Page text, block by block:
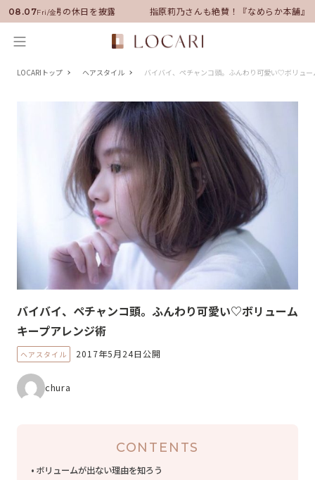
08.07Fri/金
！いい男の休日を披露 指原莉乃さんも絶賛！『なめらか本舗』保湿
LOCARIトップ ヘアスタイル バイバイ、ペチャンコ頭。ふんわり可愛い♡ボリュー
バイバイ、ペチャンコ頭。ふんわり可愛い♡ボリューム
キープアレンジ術
ヘアスタイル 2017年5月24日公開
chura
CONTENTS
ボリュームが出ない理由を知ろう